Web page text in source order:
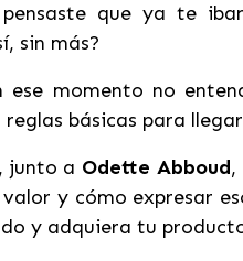
pensaste que ya te
sin más?
ese momento no
básicas para
junto a Odette Abboud,
y cómo expresar
y adquiera tu